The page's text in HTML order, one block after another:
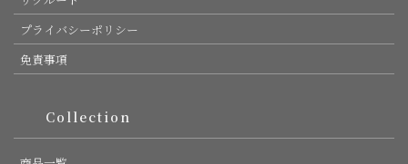
プライバシーポリシー
免責事項
Collection